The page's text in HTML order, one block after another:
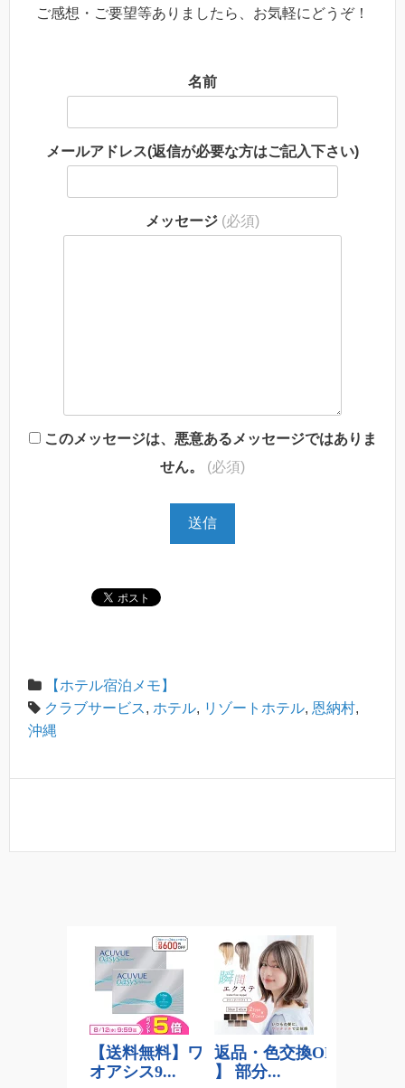
ご感想・ご要望等ありましたら、お気軽にどうぞ！
名前
メールアドレス(返信が必要な方はご記入下さい)
メッセージ (必須)
このメッセージは、悪意あるメッセージではありま
せん。
(必須)
【ホテル宿泊メモ】
クラブサービス, ホテル, リゾートホテル, 恩納村,
沖縄